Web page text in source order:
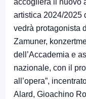
artistica 2024/2025
vedrà protagonista
Zamuner,
dell’Accademia e
nazionale, con il
all’opera”,
Alard, Gioachino